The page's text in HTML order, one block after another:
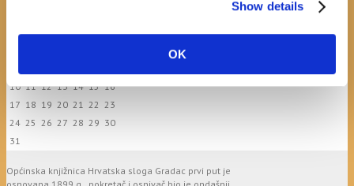
Show details
OK
T W T F S S
10 11 12 13 14 15 16
17 18 19 20 21 22 23
24 25 26 27 28 29 30
31
Općinska knjižnica Hrvatska sloga Gradac prvi put je